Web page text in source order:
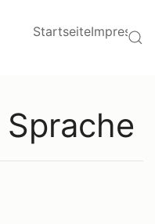
StartseiteImpressum
Sprache